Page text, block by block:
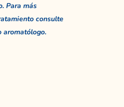
Para más
consulte
aromatólogo.